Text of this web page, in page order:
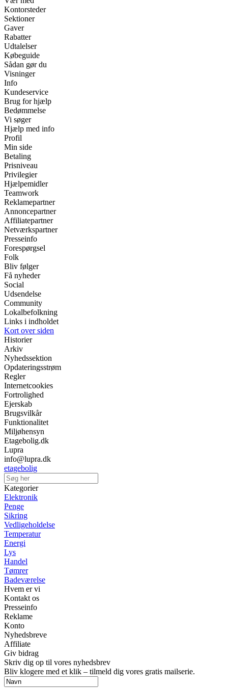
Kontorsteder
Sektioner
Gaver
Rabatter
Udtalelser
Købeguide
Sådan gør du
Visninger
Info
Kundeservice
Brug for hjælp
Bedømmelse
Vi søger
Hjælp med info
Profil
Min side
Betaling
Prisniveau
Privilegier
Hjælpemidler
Teamwork
Reklamepartner
Annoncepartner
Affiliatepartner
Netværkspartner
Presseinfo
Forespørgsel
Folk
Bliv følger
Få nyheder
Social
Udsendelse
Community
Lokalbefolkning
Links i indholdet
Kort over siden
Historier
Arkiv
Nyhedssektion
Opdateringsstrøm
Regler
Internetcookies
Fortrolighed
Ejerskab
Brugsvilkår
Funktionalitet
Miljøhensyn
Etagebolig.dk
Lupra
info@lupra.dk
etagebolig
Kategorier
Elektronik
Penge
Sikring
Vedligeholdelse
Temperatur
Energi
Lys
Handel
Tømrer
Badeværelse
Hvem er vi
Kontakt os
Presseinfo
Reklame
Konto
Nyhedsbreve
Affiliate
Giv bidrag
Skriv dig op til vores nyhedsbrev
Bliv klogere med et klik – tilmeld dig vores gratis mailserie.